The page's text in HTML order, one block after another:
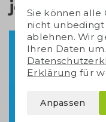
jedes
Sie können alle
nicht
ablehnen. Wir
Ihren Daten
Erklärung für
Anpassen